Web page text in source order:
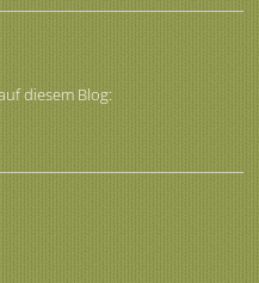
diesem Blog: